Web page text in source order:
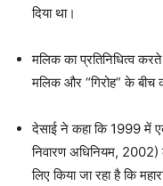
दिया था।
मलिक का प्रतिनिधित्व
मलिक और “गिरोह” के बीच
देसाई ने कहा कि 1999 में
निवारण अधिनियम, 2002)
लिए किया जा रहा है कि